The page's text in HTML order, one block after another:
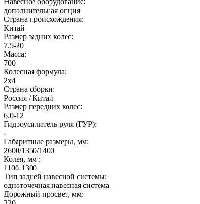
Навесное оборудование:
дополнительная опция
Страна происхождения:
Китай
Размер задних колес:
7.5-20
Масса:
700
Колесная формула:
2х4
Страна сборки:
Россия / Китай
Размер передних колес:
6.0-12
Гидроусилитель руля (ГУР):
-
Габаритные размеры, мм:
2600/1350/1400
Колея, мм :
1100-1300
Тип задней навесной системы:
одноточечная навесная система
Дорожный просвет, мм: